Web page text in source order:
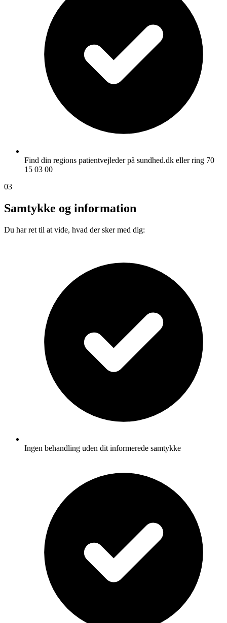
Find din regions patientvejleder på sundhed.dk eller ring 70
15 03 00
03
Samtykke og information
Du har ret til at vide, hvad der sker med dig:
Ingen behandling uden dit informerede samtykke